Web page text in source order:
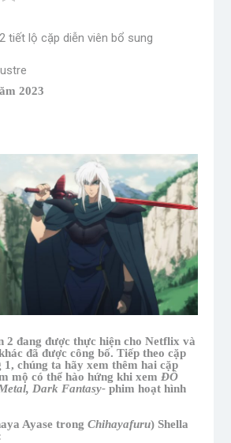
tiết lộ cặp diễn viên bổ sung
2023
2 đang được thực hiện cho Netflix và
đã được công bố. Tiếp theo cặp
chúng ta hãy xem thêm hai cặp
mộ có thể hào hứng khi xem ĐỒ
Dark Fantasy- phim hoạt hình
Ayase trong Chihayafuru) Shella